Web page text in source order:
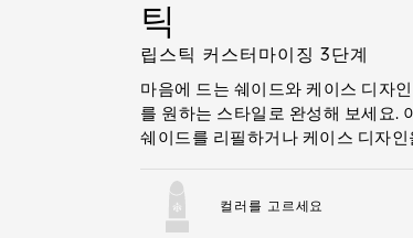
틱
립스틱 커스터마이징 3단계
마음에 드는 쉐이드와 케이스 디자
를 원하는 스타일로 완성해 보세요.
쉐이드를 리필하거나 케이스 디자
컬러를 고르세요